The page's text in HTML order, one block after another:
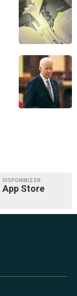
DISPONIBLE EN
App Store